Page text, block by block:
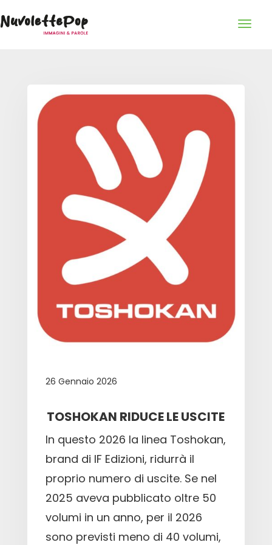
26 Gennaio 2026
TOSHOKAN RIDUCE LE USCITE
In questo 2026 la linea Toshokan,
brand di IF Edizioni, ridurrà il
proprio numero di uscite. Se nel
2025 aveva pubblicato oltre 50
volumi in un anno, per il 2026
sono previsti meno di 40 volumi,